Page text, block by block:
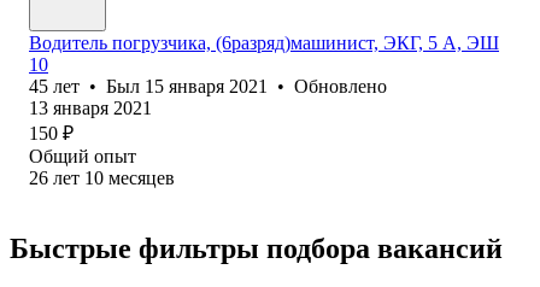
Водитель погрузчика, (6разряд)машинист, ЭКГ, 5 А, ЭШ
10
45 лет • Был 15 января 2021 • Обновлено
13 января 2021
150 ₽
Общий опыт
26 лет 10 месяцев
Быстрые фильтры подбора вакансий